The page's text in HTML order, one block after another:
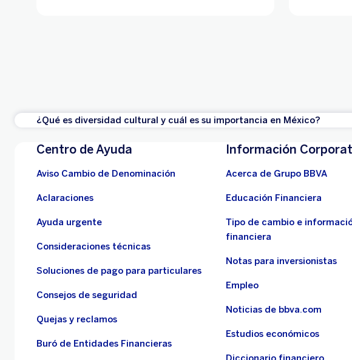
¿Qué es diversidad cultural y cuál es su importancia en México?
Centro de Ayuda
Aviso Cambio de Denominación
Aclaraciones
Ayuda urgente
Consideraciones técnicas
Soluciones de pago para particulares
Consejos de seguridad
Quejas y reclamos
Buró de Entidades Financieras
Información
Acerca de Grupo BBVA
Educación Financiera
Tipo de cambio e
financiera
Notas para inversionistas
Empleo
Noticias de bbva.com
Estudios económicos